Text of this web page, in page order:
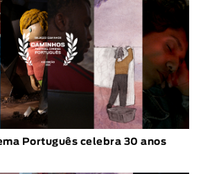
Português celebra 30 anos